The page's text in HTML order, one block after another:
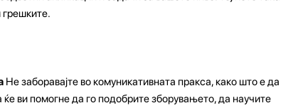
Не заборавајте во комуникативната пракса, како што е да
ќе ви помогне да го подобрите зборувањето, да научите